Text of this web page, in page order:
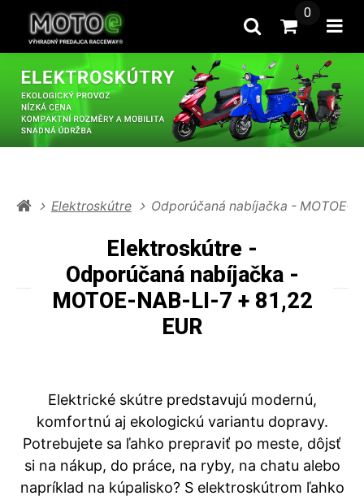
HľadaťPrejsť na
0
Elektroskútre Odporúčaná nabíjačka - MOTOE-
Elektroskútre -
Odporúčaná nabíjačka -
MOTOE-NAB-LI-7 + 81,22
EUR
Elektrické skútre predstavujú modernú,
komfortnú aj ekologickú variantu dopravy.
Potrebujete sa ľahko prepraviť po meste, dôjsť
si na nákup, do práce, na ryby, na chatu alebo
napríklad na kúpalisko? S elektroskútrom ľahko